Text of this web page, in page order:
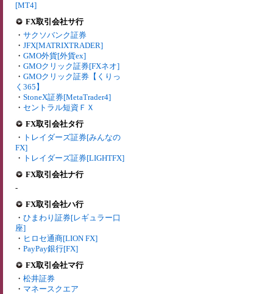
[MT4]
FX取引会社サ行
・ サクソバンク証券
・ JFX[MATRIXTRADER]
・ GMO外貨[外貨ex]
・ GMOクリック証券[FXネオ]
・ GMOクリック証券【くりっ
く365】
・ StoneX証券[MetaTrader4]
・ セントラル短資ＦＸ
FX取引会社タ行
・ トレイダーズ証券[みんなの
FX]
・ トレイダーズ証券[LIGHTFX]
FX取引会社ナ行
-
FX取引会社ハ行
・ ひまわり証券[レギュラー口
座]
・ ヒロセ通商[LION FX]
・ PayPay銀行[FX]
FX取引会社マ行
・ 松井証券
・ マネースクエア